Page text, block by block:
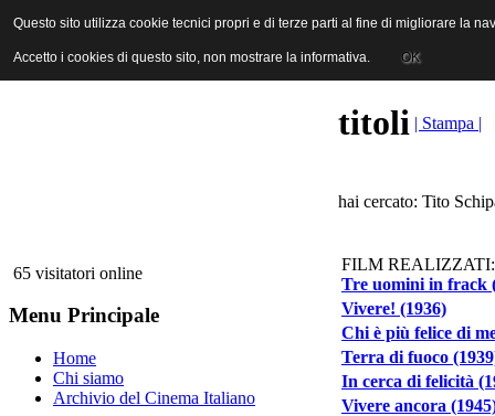
ANICA | Associazione Nazionale Industrie Cinematografiche
65 visitatori online
Menu Principale
Home
Chi siamo
Archivio del Cinema Italiano
titoli | Stampa |
hai cercato: Tito
FILM REALIZZATI:
Tre uomini in frack
Vivere! (1936)
Chi è più felice di
Terra di fuoco
In cerca di felicità
Vivere ancora
Questo sito utilizza cookie tecnici propri e di terze parti al fine di migliorare la
Accetto i cookies di questo sito, non mostrare la informativa. OK
Questo sito utilizza cookie tecnici propri e di terze parti al fine di migliorare la
Accetto i cookies di questo sito, non mostrare la informativa. OK